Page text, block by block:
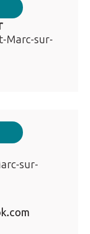
Marc-sur-
sur-